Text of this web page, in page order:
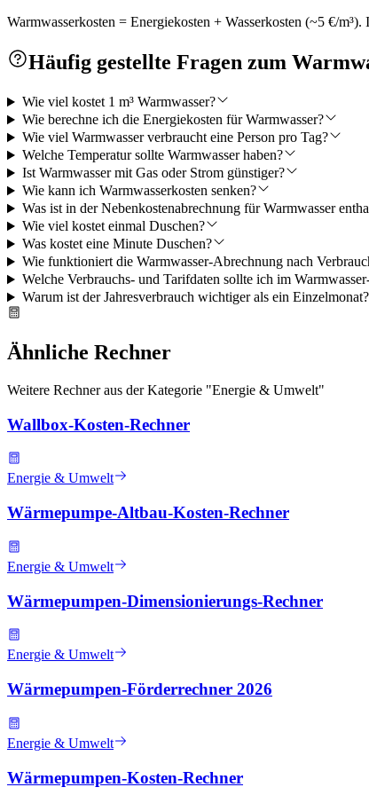
Warmwasserkosten = Energiekosten + Wasserkosten (~5 €/
Häufig gestellte Fragen zum
Wie viel kostet 1 m³ Warmwasser?
Wie berechne ich die Energiekosten für Warmwasser?
Wie viel Warmwasser verbraucht eine Person pro Tag?
Welche Temperatur sollte Warmwasser haben?
Ist Warmwasser mit Gas oder Strom günstiger?
Wie kann ich Warmwasserkosten senken?
Was ist in der Nebenkostenabrechnung für Warmwasser
Wie viel kostet einmal Duschen?
Was kostet eine Minute Duschen?
Wie funktioniert die Warmwasser-Abrechnung nach
Welche Verbrauchs- und Tarifdaten sollte ich im
Warum ist der Jahresverbrauch wichtiger als ein Einzelmonat?
Ähnliche Rechner
Weitere Rechner aus der Kategorie "Energie & Umwelt"
Wallbox-Kosten-Rechner
Energie & Umwelt
Wärmepumpe-Altbau-Kosten-Rechner
Energie & Umwelt
Wärmepumpen-Dimensionierungs-Rechner
Energie & Umwelt
Wärmepumpen-Förderrechner 2026
Energie & Umwelt
Wärmepumpen-Kosten-Rechner